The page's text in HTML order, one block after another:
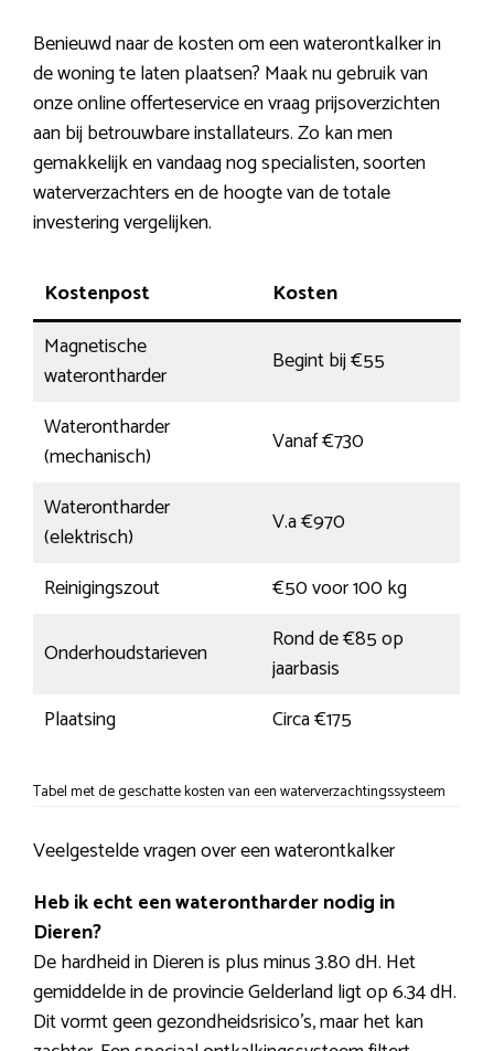
Benieuwd naar de kosten om een waterontkalker in
de woning te laten plaatsen? Maak nu gebruik van
onze online offerteservice en vraag prijsoverzichten
aan bij betrouwbare installateurs. Zo kan men
gemakkelijk en vandaag nog specialisten, soorten
waterverzachters en de hoogte van de totale
investering vergelijken.
Kostenpost
Kosten
Magnetische
waterontharder
Begint bij €55
Waterontharder
(mechanisch)
Vanaf €730
Waterontharder
(elektrisch)
V.a €970
Reinigingszout
€50 voor 100 kg
Onderhoudstarieven
Rond de €85 op
jaarbasis
Plaatsing
Circa €175
Tabel met de geschatte kosten van een waterverzachtingssysteem
Veelgestelde vragen over een waterontkalker
Heb ik echt een waterontharder nodig in
Dieren?
De hardheid in Dieren is plus minus 3.80 dH. Het
gemiddelde in de provincie Gelderland ligt op 6.34 dH.
Dit vormt geen gezondheidsrisico’s, maar het kan